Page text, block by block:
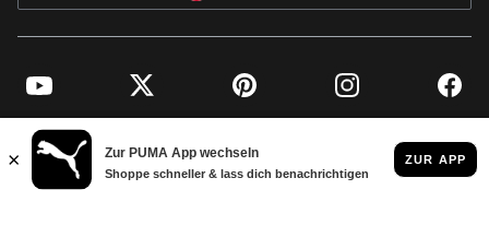
YouTube Twitter Pinterest Instagram
© PUMA EUROPE GMBH, 2026. ALLE RECHTE VORBEHALTEN
IMPRESSUM UND RECHTLICHE HINWEISE